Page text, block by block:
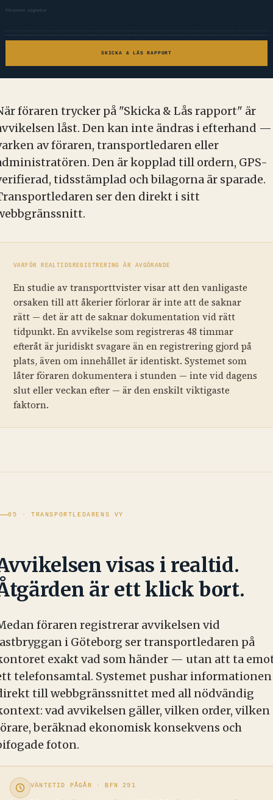
Förarens signatur
SKICKA & LÅS RAPPORT
föraren trycker på "Skicka & Lås rapport" är
låst. Den kan inte ändras i efterhand —
av föraren, transportledaren eller
Den är kopplad till ordern, GPS-
tidsstämplad och bilagorna är sparade.
ser den direkt i sitt
VARFÖR REALTIDSREGISTRERING ÄR AVGÖRANDE
En studie av transporttvister visar att den vanligaste
orsaken till att åkerier förlorar är inte att de saknar
rätt — det är att de saknar dokumentation vid rätt
tidpunkt. En avvikelse som registreras 48 timmar
efteråt är juridiskt svagare än en registrering gjord på
plats, även om innehållet är identiskt. Systemet som
låter föraren dokumentera i stunden — inte vid dagens
slut eller veckan efter — är den enskilt viktigaste
faktorn.
05 · TRANSPORTLEDARENS VY
visas i realtid.
är ett klick bort.
föraren registrerar avvikelsen vid
i Göteborg ser transportledaren på
exakt vad som händer — utan att ta
telefonsamtal. Systemet pushar informationen
till webbgränssnittet med all nödvändig
vad avvikelsen gäller, vilken order, vilken
beräknad ekonomisk konsekvens och
foton.
VÄNTETID PÅGÅR · BFN 291